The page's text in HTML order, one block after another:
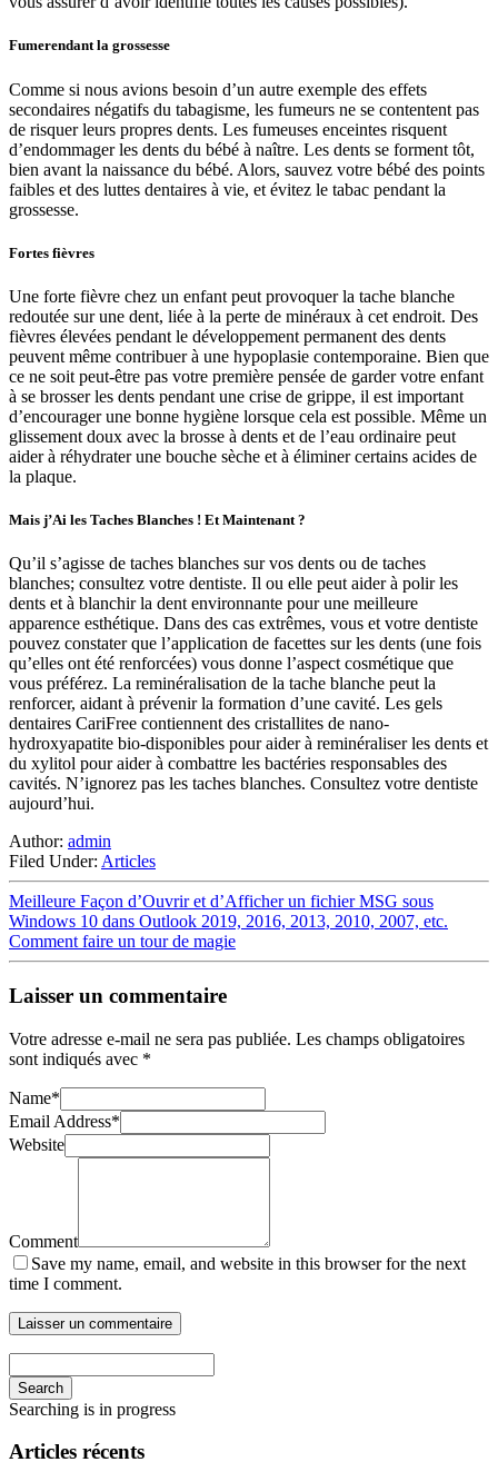
Fumerendant la grossesse
Comme si nous avions besoin d’un autre exemple des effets
secondaires négatifs du tabagisme, les fumeurs ne se contentent pas
de risquer leurs propres dents. Les fumeuses enceintes risquent
d’endommager les dents du bébé à naître. Les dents se forment tôt,
bien avant la naissance du bébé. Alors, sauvez votre bébé des points
faibles et des luttes dentaires à vie, et évitez le tabac pendant la
grossesse.
Fortes fièvres
Une forte fièvre chez un enfant peut provoquer la tache blanche
redoutée sur une dent, liée à la perte de minéraux à cet endroit. Des
fièvres élevées pendant le développement permanent des dents
peuvent même contribuer à une hypoplasie contemporaine. Bien que
ce ne soit peut-être pas votre première pensée de garder votre enfant
à se brosser les dents pendant une crise de grippe, il est important
d’encourager une bonne hygiène lorsque cela est possible. Même un
glissement doux avec la brosse à dents et de l’eau ordinaire peut
aider à réhydrater une bouche sèche et à éliminer certains acides de
la plaque.
Mais j’Ai les Taches Blanches ! Et Maintenant ?
Qu’il s’agisse de taches blanches sur vos dents ou de taches
blanches; consultez votre dentiste. Il ou elle peut aider à polir les
dents et à blanchir la dent environnante pour une meilleure
apparence esthétique. Dans des cas extrêmes, vous et votre dentiste
pouvez constater que l’application de facettes sur les dents (une fois
qu’elles ont été renforcées) vous donne l’aspect cosmétique que
vous préférez. La reminéralisation de la tache blanche peut la
renforcer, aidant à prévenir la formation d’une cavité. Les gels
dentaires CariFree contiennent des cristallites de nano-
hydroxyapatite bio-disponibles pour aider à reminéraliser les dents et
du xylitol pour aider à combattre les bactéries responsables des
cavités. N’ignorez pas les taches blanches. Consultez votre dentiste
aujourd’hui.
Author: admin
Filed Under: Articles
Meilleure Façon d’Ouvrir et d’Afficher un fichier MSG sous
Windows 10 dans Outlook 2019, 2016, 2013, 2010, 2007, etc.
Comment faire un tour de magie
Laisser un commentaire
Votre adresse e-mail ne sera pas publiée. Les champs obligatoires
sont indiqués avec *
Name*
Email Address*
Website
Comment
Save my name, email, and website in this browser for the next
time I comment.
Search
Searching is in progress
Articles récents